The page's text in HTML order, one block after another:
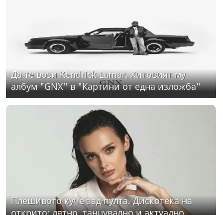
Да те вози Kendrick Lamar. Хитовият му
албум "GNX" в "Картини от една изложба"
Плешивото куче зад пулта. Дискотека на
открито: лятно, танцувално и актуално